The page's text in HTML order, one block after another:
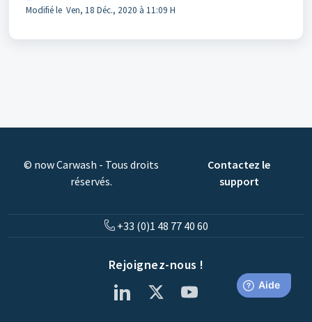
Modifié le Ven, 18 Déc., 2020 à 11:09 H
© now Carwash - Tous droits
réservés.
Contactez le
support
+33 (0)1 48 77 40 60
Rejoignez-nous !